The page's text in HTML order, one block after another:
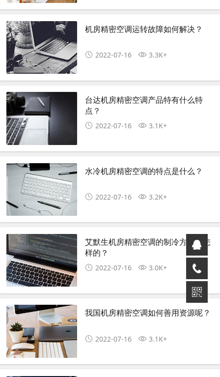
机房精密空调运转故障如何解决？
2022-07-16 3.3K+
台达机房精密空调产品特有什么特
点？
2022-07-16 3.1K+
水冷机房精密空调的特点是什么？
2022-07-16 3.2K+
艾默生机房精密空调的制冷方式是怎
样的？
2022-07-16 3.0K+
我国机房精密空调如何善用资源呢？
2022-07-16 3.1K+